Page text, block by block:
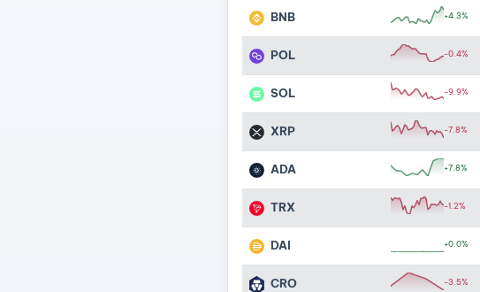
BNB +4.3%
POL -0.4%
SOL -9.9%
XRP -7.8%
ADA +7.8%
TRX -1.2%
DAI +0.0%
CRO -3.5%